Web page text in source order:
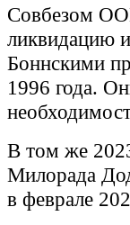
Совбезом
ликвидацию
Боннскими
1996 года.
В том же
Милорада
в феврале